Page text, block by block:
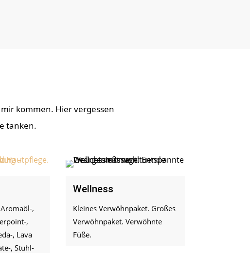
kommen. Hier vergessen
tanken.
,
,
, Lava
, Stuhl-
Wellness
Kleines Verwöhnpaket. Großes
Verwöhnpaket. Verwöhnte
Füße.